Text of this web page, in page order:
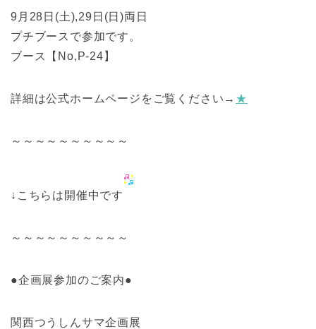
9月28日(土),29日(日)両日
プチブースで参加です。
ブース【No,P-24】
詳細は公式ホームページをご覧ください→ ★
～～～～～～～～～～
↓こちらは開催中です
～～～～～～～～～～
●企画展参加のご案内●
関西つうしんサマ企画展